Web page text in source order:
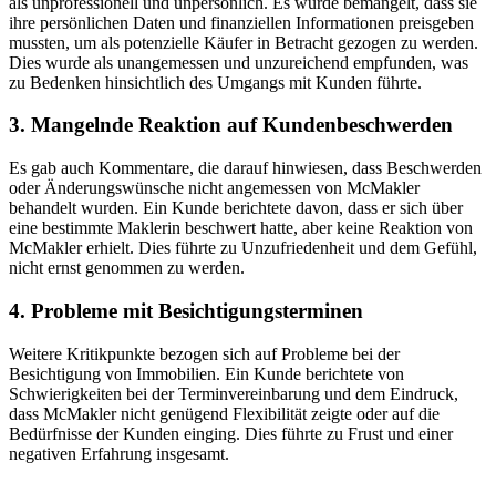
ihre persönlichen Daten und finanziellen Informationen preisgeben
mussten, um als potenzielle Käufer in Betracht gezogen zu werden.
Dies wurde als unangemessen und unzureichend empfunden, was
zu Bedenken hinsichtlich des Umgangs mit Kunden führte.
3. Mangelnde Reaktion auf Kundenbeschwerden
Es gab auch Kommentare, die darauf hinwiesen, dass Beschwerden
oder Änderungswünsche nicht angemessen von McMakler
behandelt wurden. Ein Kunde berichtete davon, dass er sich über
eine bestimmte Maklerin beschwert hatte, aber keine Reaktion von
McMakler erhielt. Dies führte zu Unzufriedenheit und dem Gefühl,
nicht ernst genommen zu werden.
4. Probleme mit Besichtigungsterminen
Weitere Kritikpunkte bezogen sich auf Probleme bei der
Besichtigung von Immobilien. Ein Kunde berichtete von
Schwierigkeiten bei der Terminvereinbarung und dem Eindruck,
dass McMakler nicht genügend Flexibilität zeigte oder auf die
Bedürfnisse der Kunden einging. Dies führte zu Frust und einer
negativen Erfahrung insgesamt.